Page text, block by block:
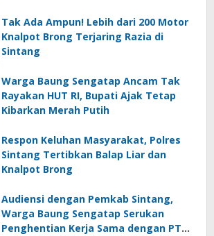
Tak Ada Ampun! Lebih dari 200 Motor
Knalpot Brong Terjaring Razia di
Sintang
Warga Baung Sengatap Ancam Tak
Rayakan HUT RI, Bupati Ajak Tetap
Kibarkan Merah Putih
Respon Keluhan Masyarakat, Polres
Sintang Tertibkan Balap Liar dan
Knalpot Brong
Audiensi dengan Pemkab Sintang,
Warga Baung Sengatap Serukan
Penghentian Kerja Sama dengan PT